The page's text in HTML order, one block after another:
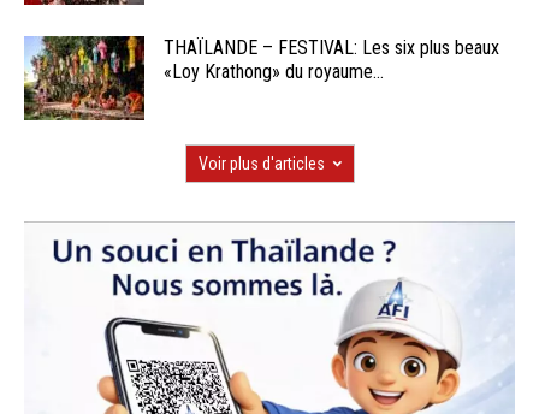
THAÏLANDE – FESTIVAL: Les six plus beaux
«Loy Krathong» du royaume...
Voir plus d'articles